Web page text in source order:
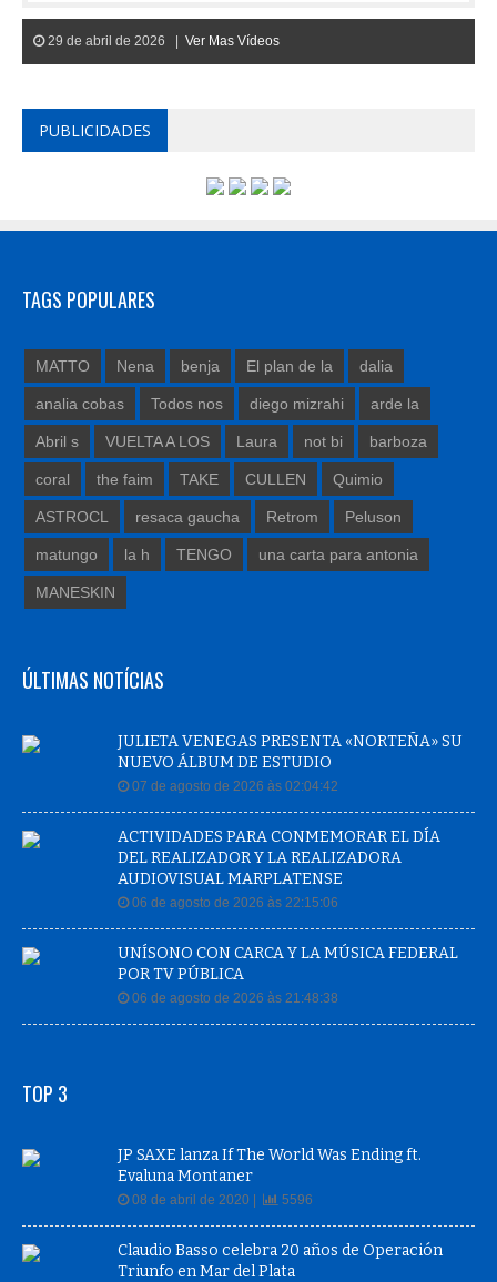
29 de abril de 2026 | Ver Mas Vídeos
PUBLICIDADES
TAGS POPULARES
MATTO Nena benja El plan de la dalia
analia cobas Todos nos diego mizrahi arde la
Abril s VUELTA A LOS Laura not bi barboza
coral the faim TAKE CULLEN Quimio
ASTROCL resaca gaucha Retrom Peluson
matungo la h TENGO una carta para antonia
MANESKIN
ÚLTIMAS NOTÍCIAS
JULIETA VENEGAS PRESENTA «NORTEÑA» SU
NUEVO ÁLBUM DE ESTUDIO
07 de agosto de 2026 às 02:04:42
ACTIVIDADES PARA CONMEMORAR EL DÍA
DEL REALIZADOR Y LA REALIZADORA
AUDIOVISUAL MARPLATENSE
06 de agosto de 2026 às 22:15:06
UNÍSONO CON CARCA Y LA MÚSICA FEDERAL
POR TV PÚBLICA
06 de agosto de 2026 às 21:48:38
TOP 3
JP SAXE lanza If The World Was Ending ft.
Evaluna Montaner
08 de abril de 2020 | 5596
Claudio Basso celebra 20 años de Operación
Triunfo en Mar del Plata